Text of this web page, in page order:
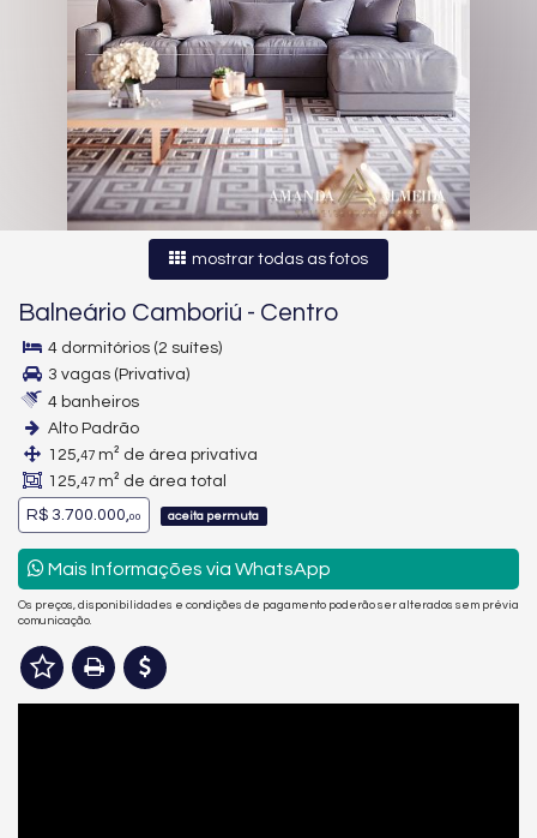
mostrar todas as fotos
Balneário Camboriú - Centro
4 dormitórios (2 suítes)
3 vagas (Privativa)
4 banheiros
Alto Padrão
125,47 m² de área privativa
125,47 m² de área total
R$ 3.700.000,00 aceita permuta
Mais Informações via WhatsApp
Os preços, disponibilidades e condições de pagamento poderão ser alterados sem prévia
comunicação.